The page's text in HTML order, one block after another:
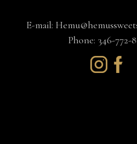
E-mail:
Phone: 346-772-